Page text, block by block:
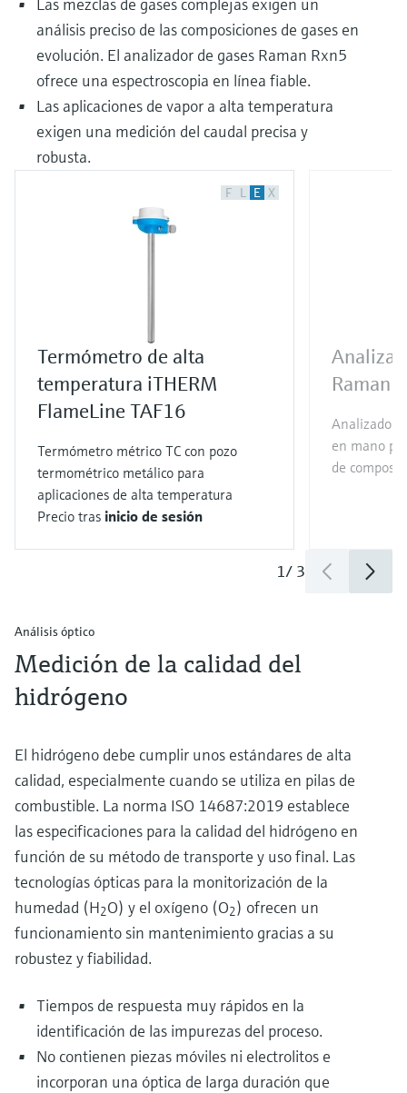
análisis preciso de las composiciones de gases en
evolución. El analizador de gases Raman Rxn5
ofrece una espectroscopia en línea fiable.
Las aplicaciones de vapor a alta temperatura
exigen una medición del caudal precisa y
robusta.
F L E X
Termómetro de alta
temperatura iTHERM
FlameLine TAF16
Termómetro métrico TC con pozo
termométrico metálico para
aplicaciones de alta temperatura
Precio tras inicio de sesión
Raman
Analizador
en mano
de
1/ 3
Análisis óptico
Medición de la calidad del
hidrógeno
El hidrógeno debe cumplir unos estándares de alta
calidad, especialmente cuando se utiliza en pilas de
combustible. La norma ISO 14687:2019 establece
las especificaciones para la calidad del hidrógeno en
función de su método de transporte y uso final. Las
tecnologías ópticas para la monitorización de la
humedad (H2O) y el oxígeno (O2) ofrecen un
funcionamiento sin mantenimiento gracias a su
robustez y fiabilidad.
Tiempos de respuesta muy rápidos en la
identificación de las impurezas del proceso.
No contienen piezas móviles ni electrolitos e
incorporan una óptica de larga duración que